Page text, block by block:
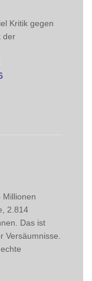
Kritik gegen
der
Millionen
2.814
Das ist
Versäumnisse.